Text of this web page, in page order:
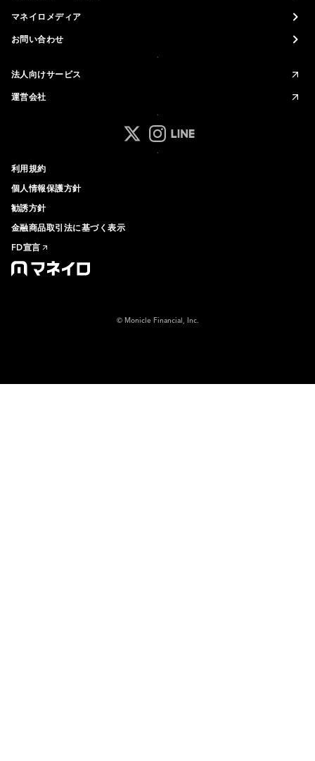
マネイロメディア
お問い合わせ
法人向けサービス
運営会社
マネイロ公式 Xアカウント
マネイロ公式 Instagramアカウ
マネイロ公式 LINEアカウ
利用規約
個人情報保護方針
勧誘方針
金融商品取引法に基づく表示
FD宣言
© Monicle Financial, Inc.